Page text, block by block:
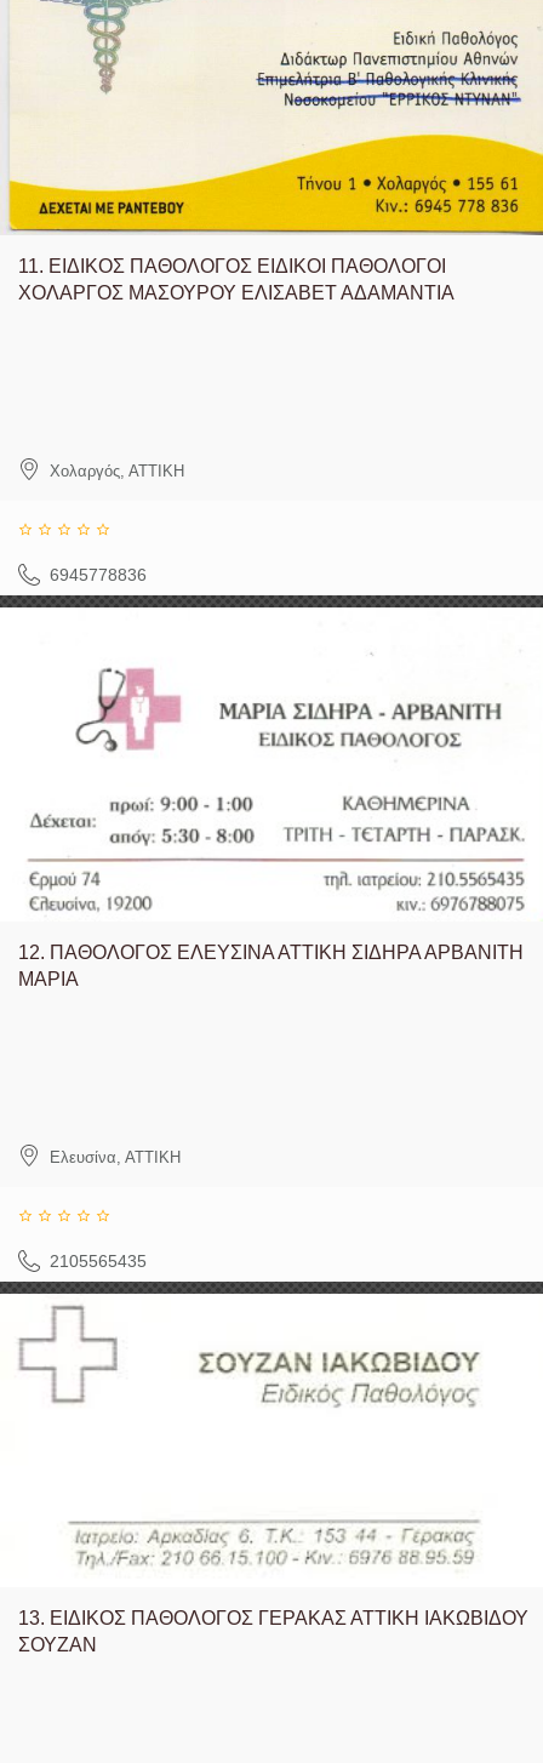
11. ΕΙΔΙΚΟΣ ΠΑΘΟΛΟΓΟΣ ΕΙΔΙΚΟΙ ΠΑΘΟΛΟΓΟΙ
ΧΟΛΑΡΓΟΣ ΜΑΣΟΥΡΟΥ ΕΛΙΣΑΒΕΤ ΑΔΑΜΑΝΤΙΑ
Χολαργός ΑΤΤΙΚΗ
6945778836
12. ΠΑΘΟΛΟΓΟΣ ΕΛΕΥΣΙΝΑ ΑΤΤΙΚΗ ΣΙΔΗΡΑ ΑΡΒΑΝΙΤΗ
ΜΑΡΙΑ
Ελευσίνα ΑΤΤΙΚΗ
2105565435
13. ΕΙΔΙΚΟΣ ΠΑΘΟΛΟΓΟΣ ΓΕΡΑΚΑΣ ΑΤΤΙΚΗ ΙΑΚΩΒΙΔΟΥ
ΣΟΥΖΑΝ